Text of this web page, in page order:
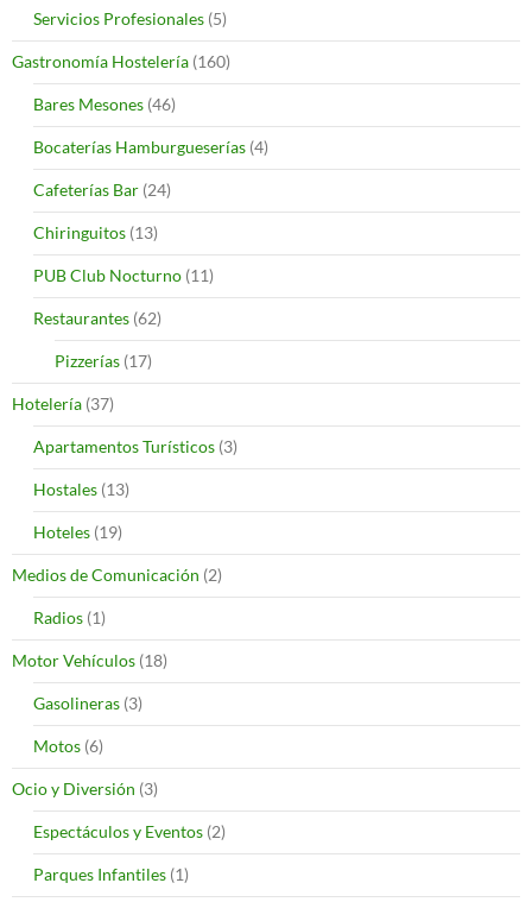
Servicios Profesionales (5)
Gastronomía Hostelería (160)
Bares Mesones (46)
Bocaterías Hamburgueserías (4)
Cafeterías Bar (24)
Chiringuitos (13)
PUB Club Nocturno (11)
Restaurantes (62)
Pizzerías (17)
Hotelería (37)
Apartamentos Turísticos (3)
Hostales (13)
Hoteles (19)
Medios de Comunicación (2)
Radios (1)
Motor Vehículos (18)
Gasolineras (3)
Motos (6)
Ocio y Diversión (3)
Espectáculos y Eventos (2)
Parques Infantiles (1)